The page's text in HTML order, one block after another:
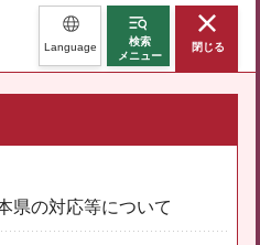
Language
検索
メニュー
閉じる
県の対応等について